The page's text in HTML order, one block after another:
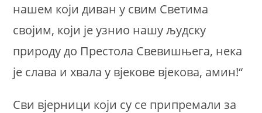
нашем који диван у свим Светима
својим, који је узнио нашу људску
природу до Престола Свевишњега, нека
је слава и хвала у вјекове вјекова, амин!“
Сви вјерници који су се припремали за